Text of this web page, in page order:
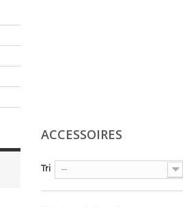
ACCESSOIRES
Tri --